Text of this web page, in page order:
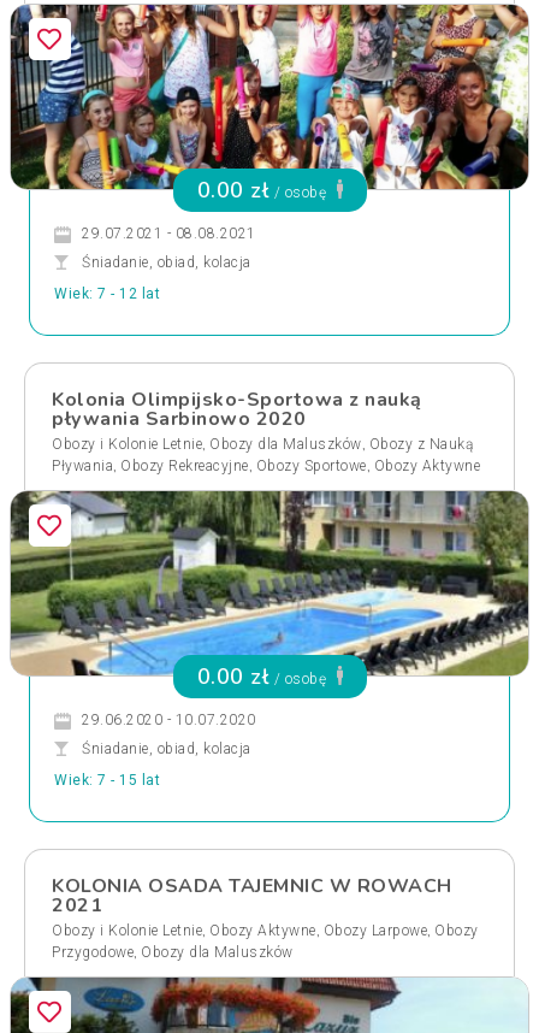
0.00 zł / osobę
29.07.2021 - 08.08.2021
Śniadanie, obiad, kolacja
Wiek: 7 - 12 lat
Kolonia Olimpijsko-Sportowa z nauką
pływania Sarbinowo 2020
Obozy i Kolonie Letnie, Obozy dla Maluszków, Obozy z Nauką
Pływania, Obozy Rekreacyjne, Obozy Sportowe, Obozy Aktywne
0.00 zł / osobę
29.06.2020 - 10.07.2020
Śniadanie, obiad, kolacja
Wiek: 7 - 15 lat
KOLONIA OSADA TAJEMNIC W ROWACH
2021
Obozy i Kolonie Letnie, Obozy Aktywne, Obozy Larpowe, Obozy
Przygodowe, Obozy dla Maluszków